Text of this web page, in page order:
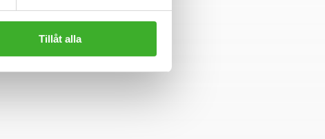
Tillåt alla